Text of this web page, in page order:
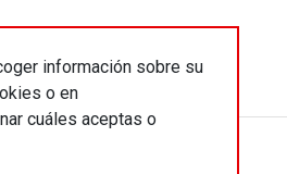
información sobre su
o en
cuáles aceptas o